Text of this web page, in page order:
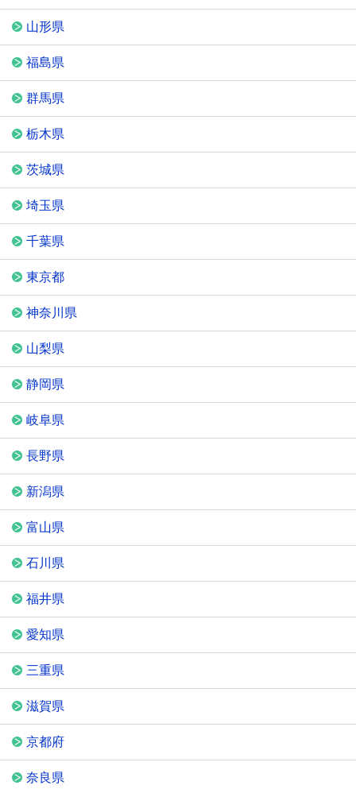
山形県
福島県
群馬県
栃木県
茨城県
埼玉県
千葉県
東京都
神奈川県
山梨県
静岡県
岐阜県
長野県
新潟県
富山県
石川県
福井県
愛知県
三重県
滋賀県
京都府
奈良県